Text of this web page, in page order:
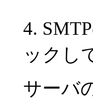
4.
ックし
サーバ